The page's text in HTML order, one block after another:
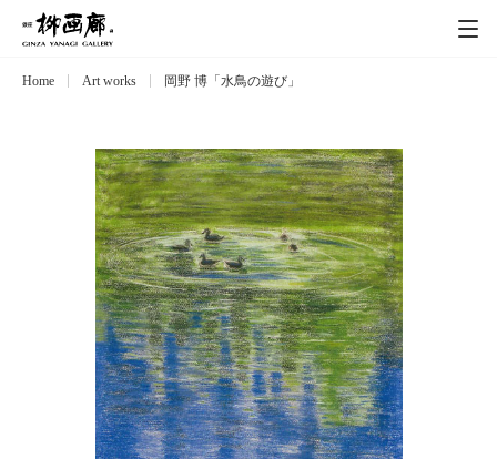
Exhibitions
イベント
作家
Art works 作品一覧
カタログ
スケジュール
Home Art works 岡野 博「水鳥の遊び」